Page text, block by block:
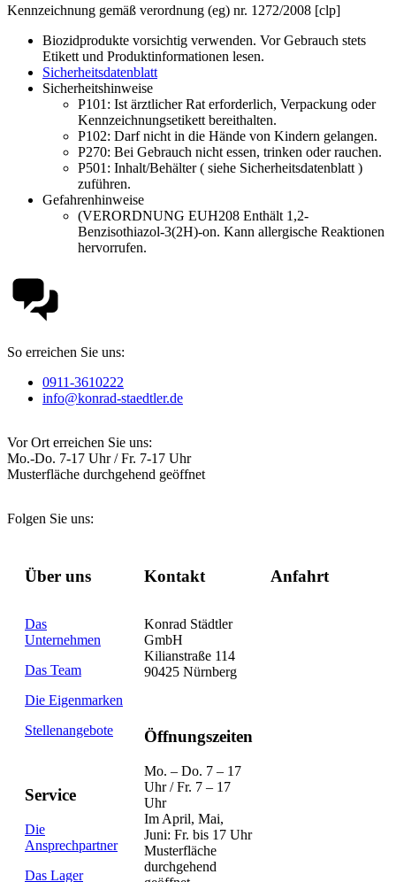
Kennzeichnung gemäß verordnung (eg) nr. 1272/2008 [clp]
Biozidprodukte vorsichtig verwenden. Vor Gebrauch stets
Etikett und Produktinformationen lesen.
Sicherheitsdatenblatt
Sicherheitshinweise
P101: Ist ärztlicher Rat erforderlich, Verpackung oder
Kennzeichnungsetikett bereithalten.
P102: Darf nicht in die Hände von Kindern gelangen.
P270: Bei Gebrauch nicht essen, trinken oder rauchen.
P501: Inhalt/Behälter ( siehe Sicherheitsdatenblatt )
zuführen.
Gefahrenhinweise
(VERORDNUNG EUH208 Enthält 1,2-
Benzisothiazol-3(2H)-on. Kann allergische Reaktionen
hervorrufen.
So erreichen Sie uns:
0911-3610222
info@konrad-staedtler.de
Vor Ort erreichen Sie uns:
Mo.-Do. 7-17 Uhr / Fr. 7-17 Uhr
Musterfläche durchgehend geöffnet
Folgen Sie uns:
Über uns
Das
Unternehmen
Das Team
Die Eigenmarken
Stellenangebote
Service
Die
Ansprechpartner
Das Lager
Kontakt
Konrad Städtler
GmbH
Kilianstraße 114
90425 Nürnberg
Öffnungszeiten
Mo. – Do. 7 – 17
Uhr / Fr. 7 – 17
Uhr
Im April, Mai,
Juni: Fr. bis 17 Uhr
Musterfläche
durchgehend
Anfahrt